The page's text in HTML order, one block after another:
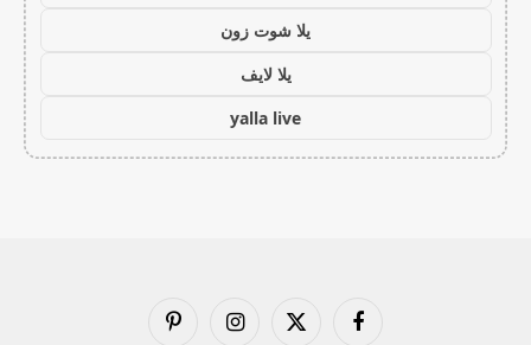
يلا شوت زون
يلا لايف
yalla live
فيسبوك
X
الانستغرامبينتيريست